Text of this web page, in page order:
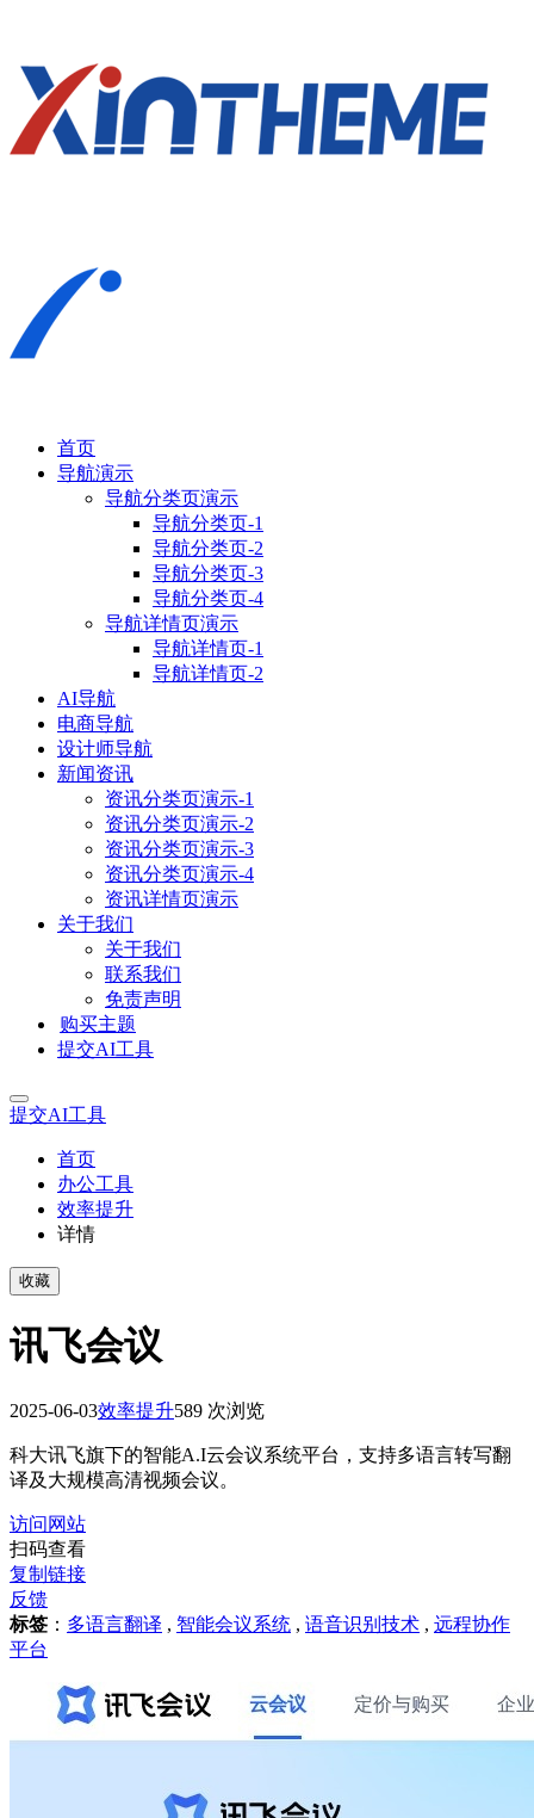
首页
导航演示
导航分类页演示
导航分类页-1
导航分类页-2
导航分类页-3
导航分类页-4
导航详情页演示
导航详情页-1
导航详情页-2
AI导航
电商导航
设计师导航
新闻资讯
资讯分类页演示-1
资讯分类页演示-2
资讯分类页演示-3
资讯分类页演示-4
资讯详情页演示
关于我们
关于我们
联系我们
免责声明
购买主题
提交AI工具
提交AI工具
首页
办公工具
效率提升
详情
收藏
讯飞会议
2025-06-03效率提升589 次浏览
科大讯飞旗下的智能A.I云会议系统平台，支持多语言转写翻
译及大规模高清视频会议。
访问网站
扫码查看
复制链接
反馈
标签 ： 多语言翻译 , 智能会议系统 , 语音识别技术 , 远程协作
平台